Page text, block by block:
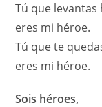
Tú que levantas
eres mi héroe.
Tú que te
eres mi héroe.
Sois héroes,